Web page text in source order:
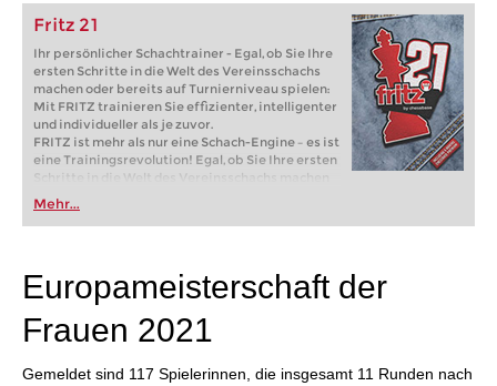
Fritz 21
Ihr persönlicher Schachtrainer - Egal, ob Sie Ihre
ersten Schritte in die Welt des Vereinsschachs
machen oder bereits auf Turnierniveau spielen:
Mit FRITZ trainieren Sie effizienter, intelligenter
und individueller als je zuvor.
FRITZ ist mehr als nur eine Schach-Engine – es ist
eine Trainingsrevolution! Egal, ob Sie Ihre ersten
Schritte in die Welt des Vereinsschachs machen
oder bereits auf Turnierniveau spielen: Mit
FRITZ trainieren Sie effizienter, intelligenter und
individueller als je zuvor.
Mehr...
Europameisterschaft der
Frauen 2021
Gemeldet sind 117 Spielerinnen, die insgesamt 11 Runden nach